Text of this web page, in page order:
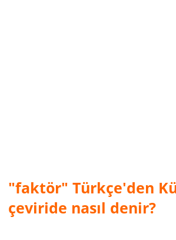
"faktör" Türkçe'den
çeviride nasıl denir?